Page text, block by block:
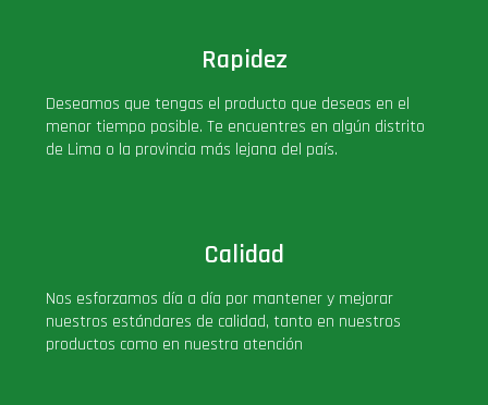
Rapidez
Deseamos que tengas el producto que deseas en el
menor tiempo posible. Te encuentres en algún distrito
de Lima o la provincia más lejana del país.
Calidad
Nos esforzamos día a día por mantener y mejorar
nuestros estándares de calidad, tanto en nuestros
productos como en nuestra atención